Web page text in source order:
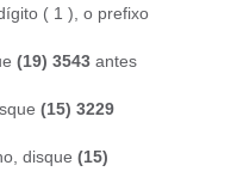
( 1 ), o prefixo
(19) 3543 antes
(15) 3229
disque (15)